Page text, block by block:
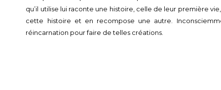
qu’il utilise lui raconte une histoire, celle de leur première
cette histoire et en recompose une autre.
réincarnation pour faire de telles créations.